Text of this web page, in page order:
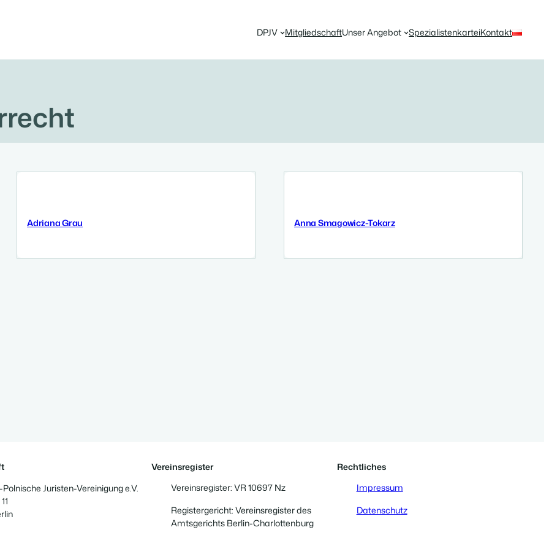
DPJV MitgliedschaftUnser Angebot SpezialistenkarteiKontakt
Adriana Grau Anna Smagowicz-Tokarz
Juristen-Vereinigung e.V.
Vereinsregister
Vereinsregister: VR 10697 Nz
Registergericht: Vereinsregister des
Amtsgerichts Berlin-Charlottenburg
Rechtliches
Impressum
Datenschutz